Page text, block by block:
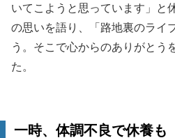
いてこようと思っています」と
の思いを語り、「路地裏のライ
う。そこで心からのありがとう
た。
一時、体調不良で休養も